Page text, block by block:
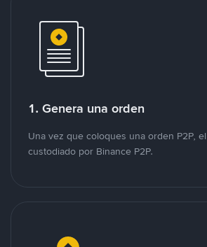
1. Genera una orden
Una vez que coloques una orden P2P,
custodiado por Binance P2P.